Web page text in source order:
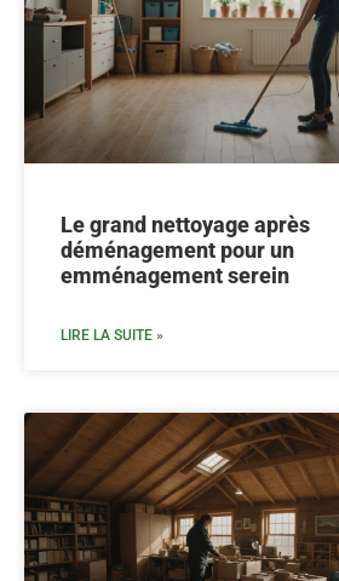
Le grand nettoyage après
déménagement pour un
emménagement serein
LIRE LA SUITE »